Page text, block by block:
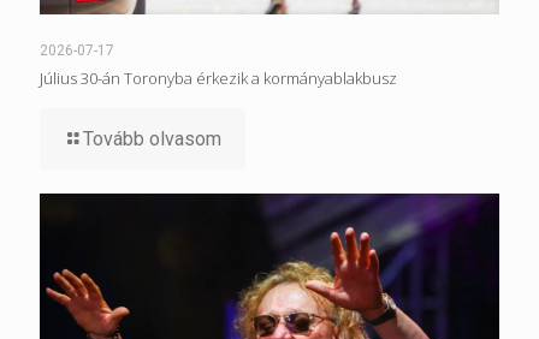
2026-07-17
Július 30-án Toronyba érkezik a kormányablakbusz
Tovább olvasom